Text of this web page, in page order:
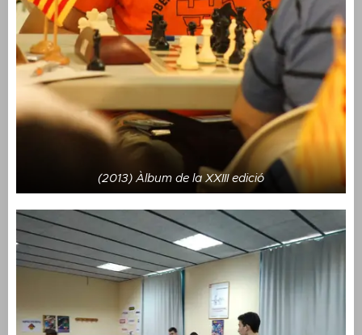
(2013) Àlbum de la XXIII edició